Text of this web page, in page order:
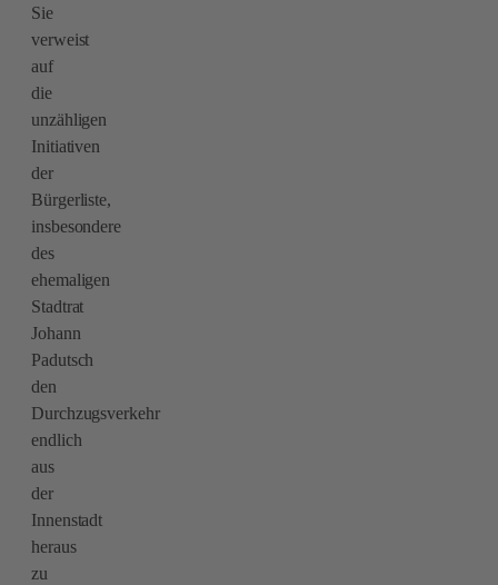
Sie
verweist
auf
die
unzähligen
Initiativen
der
Bürgerliste,
insbesondere
des
ehemaligen
Stadtrat
Johann
Padutsch
den
Durchzugsverkehr
endlich
aus
der
Innenstadt
heraus
zu